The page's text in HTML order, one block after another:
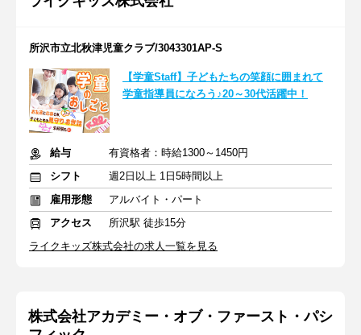
所沢市立北秋津児童クラブ/3043301AP-S
【学童Staff】子どもたちの笑顔に囲まれて
学童指導員になろう♪20～30代活躍中！
給与
有資格者：時給1300～1450円
シフト
週2日以上 1日5時間以上
雇用形態
アルバイト・パート
アクセス
所沢駅 徒歩15分
ライクキッズ株式会社の求人一覧を見る
株式会社アカデミー・オブ・ファースト・パシ